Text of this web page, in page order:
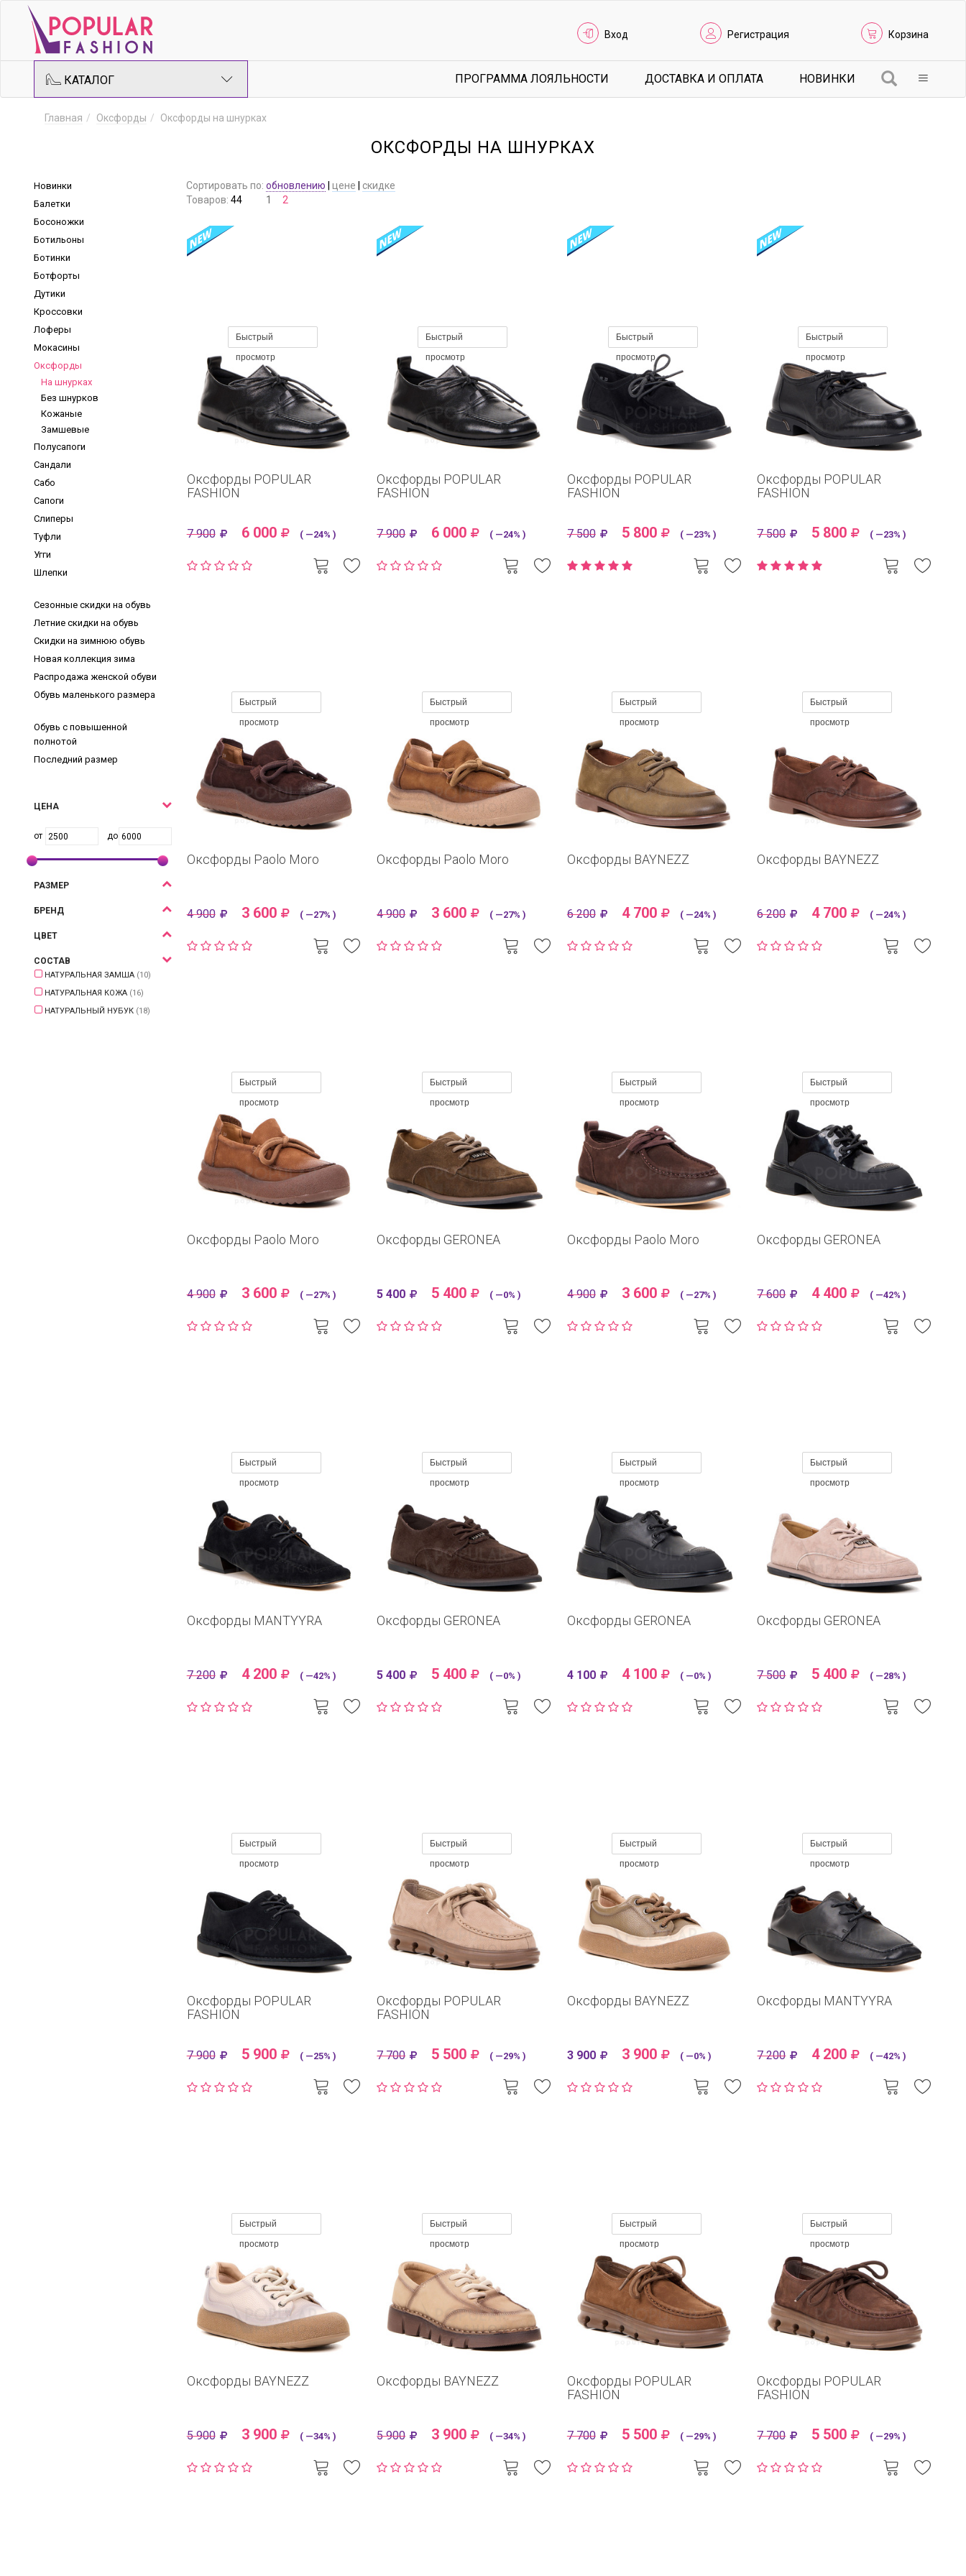
Вход Регистрация Корзина
КАТАЛОГ ПРОГРАММА ЛОЯЛЬНОСТИ ДОСТАВКА И ОПЛАТА НОВИНКИ
Главная Оксфорды Оксфорды на шнурках
ОКСФОРДЫ НА ШНУРКАХ
Новинки
Балетки
Босоножки
Ботильоны
Ботинки
Ботфорты
Дутики
Кроссовки
Лоферы
Мокасины
Оксфорды
На шнурках
Без шнурков
Кожаные
Замшевые
Полусапоги
Сандали
Сабо
Сапоги
Слиперы
Туфли
Угги
Шлепки
Сезонные скидки на обувь
Летние скидки на обувь
Скидки на зимнюю обувь
Новая коллекция зима
Распродажа женской обуви
Обувь маленького размера
Обувь с повышенной
полнотой
Последний размер
ЦЕНА
РАЗМЕР
БРЕНД
ЦВЕТ
СОСТАВ
НАТУРАЛЬНАЯ ЗАМША (10)
НАТУРАЛЬНАЯ КОЖА (16)
НАТУРАЛЬНЫЙ НУБУК (18)
Сортировать по: обновлению цене
скидке
Товаров: 44 1 2
Быстрый
просмотр
Оксфорды POPULAR
FASHION
7 900 6 000 ( —24% )
Быстрый
просмотр
Оксфорды POPULAR
FASHION
7 900 6 000 ( —24% )
Быстрый
просмотр
Оксфорды POPULAR
FASHION
7 500 5 800 ( —23% )
Быстрый
просмотр
Оксфорды POPULAR
FASHION
7 500 5 800 ( —23% )
Быстрый
просмотр
Оксфорды Paolo Moro
4 900 3 600 ( —27% )
Быстрый
просмотр
Оксфорды Paolo Moro
4 900 3 600 ( —27% )
Быстрый
просмотр
Оксфорды BAYNEZZ
6 200 4 700 ( —24% )
Быстрый
просмотр
Оксфорды BAYNEZZ
6 200 4 700 ( —24% )
Быстрый
просмотр
Оксфорды Paolo Moro
4 900 3 600 ( —27% )
Быстрый
просмотр
Оксфорды GERONEA
5 400 5 400 ( —0% )
Быстрый
просмотр
Оксфорды Paolo Moro
4 900 3 600 ( —27% )
Быстрый
просмотр
Оксфорды GERONEA
7 600 4 400 ( —42% )
Быстрый
просмотр
Оксфорды MANTYYRA
7 200 4 200 ( —42% )
Быстрый
просмотр
Оксфорды GERONEA
5 400 5 400 ( —0% )
Быстрый
просмотр
Оксфорды GERONEA
4 100 4 100 ( —0% )
Быстрый
просмотр
Оксфорды GERONEA
7 500 5 400 ( —28% )
Быстрый
просмотр
Оксфорды POPULAR
FASHION
7 900 5 900 ( —25% )
Быстрый
просмотр
Оксфорды POPULAR
FASHION
7 700 5 500 ( —29% )
Быстрый
просмотр
Оксфорды BAYNEZZ
3 900 3 900 ( —0% )
Быстрый
просмотр
Оксфорды MANTYYRA
7 200 4 200 ( —42% )
Быстрый
просмотр
Оксфорды BAYNEZZ
5 900 3 900 ( —34% )
Быстрый
просмотр
Оксфорды BAYNEZZ
5 900 3 900 ( —34% )
Быстрый
просмотр
Оксфорды POPULAR
FASHION
7 700 5 500 ( —29% )
Быстрый
просмотр
Оксфорды POPULAR
FASHION
7 700 5 500 ( —29% )